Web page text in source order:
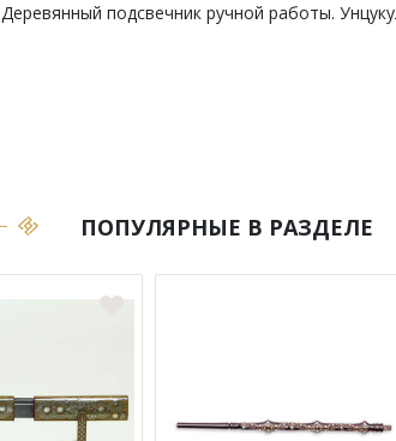
Деревянный подсвечник ручной работы.
ПОПУЛЯРНЫЕ В РАЗДЕЛЕ